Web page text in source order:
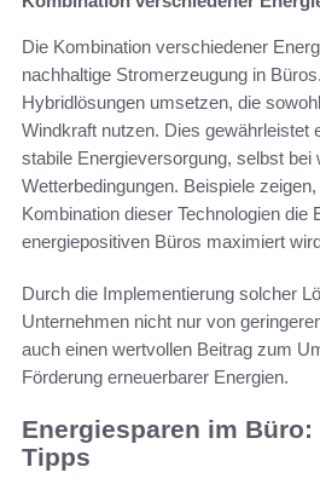
Die Kombination verschiedener
nachhaltige Stromerzeugung in
Hybridlösungen umsetzen, die
Windkraft nutzen. Dies gewährleistet
stabile Energieversorgung, selbst bei
Wetterbedingungen. Beispiele
Kombination dieser Technologien die
energiepositiven Büros maximiert
Durch die Implementierung solcher
Unternehmen nicht nur von
auch einen wertvollen Beitrag zum
Förderung erneuerbarer Energien.
Energiesparen im
Tipps